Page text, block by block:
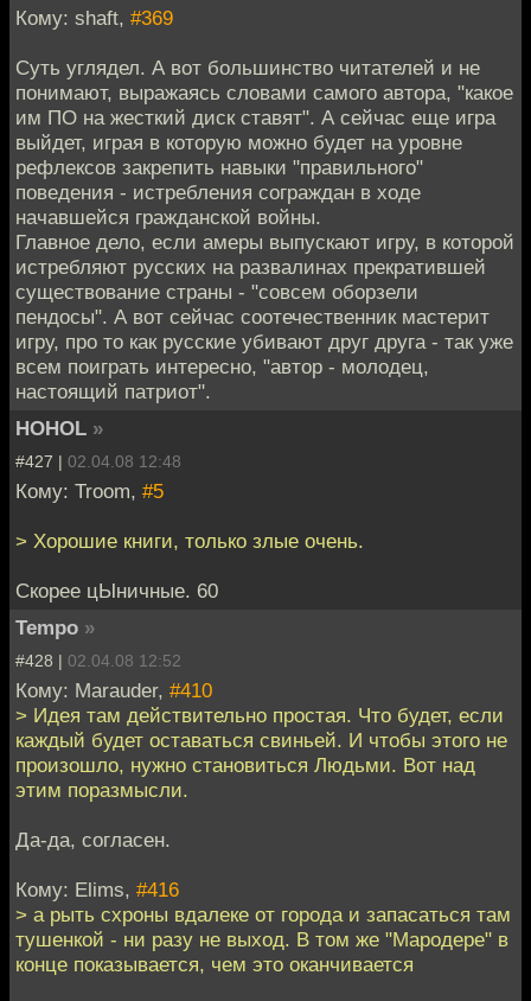
Кому: shaft, #369
Суть углядел. А вот большинство читателей и не
понимают, выражаясь словами самого автора, "какое
им ПО на жесткий диск ставят". А сейчас еще игра
выйдет, играя в которую можно будет на уровне
рефлексов закрепить навыки "правильного"
поведения - истребления сограждан в ходе
начавшейся гражданской войны.
Главное дело, если амеры выпускают игру, в которой
истребляют русских на развалинах прекратившей
существование страны - "совсем оборзели
пендосы". А вот сейчас соотечественник мастерит
игру, про то как русские убивают друг друга - так уже
всем поиграть интересно, "автор - молодец,
настоящий патриот".
HOHOL »
#427 | 02.04.08 12:48
Кому: Troom, #5
> Хорошие книги, только злые очень.
Скорее цЫничные. 60
Tempo »
#428 | 02.04.08 12:52
Кому: Marauder, #410
> Идея там действительно простая. Что будет, если
каждый будет оставаться свиньей. И чтобы этого не
произошло, нужно становиться Людьми. Вот над
этим поразмысли.
Да-да, согласен.
Кому: Elims, #416
> а рыть схроны вдалеке от города и запасаться там
тушенкой - ни разу не выход. В том же "Мародере" в
конце показывается, чем это оканчивается